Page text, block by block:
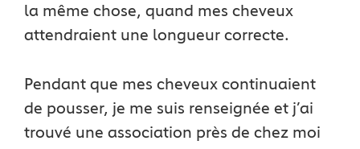
la même chose, quand mes cheveux
attendraient une longueur correcte.
Pendant que mes cheveux continuaient
de pousser, je me suis renseignée et j’ai
trouvé une association près de chez moi